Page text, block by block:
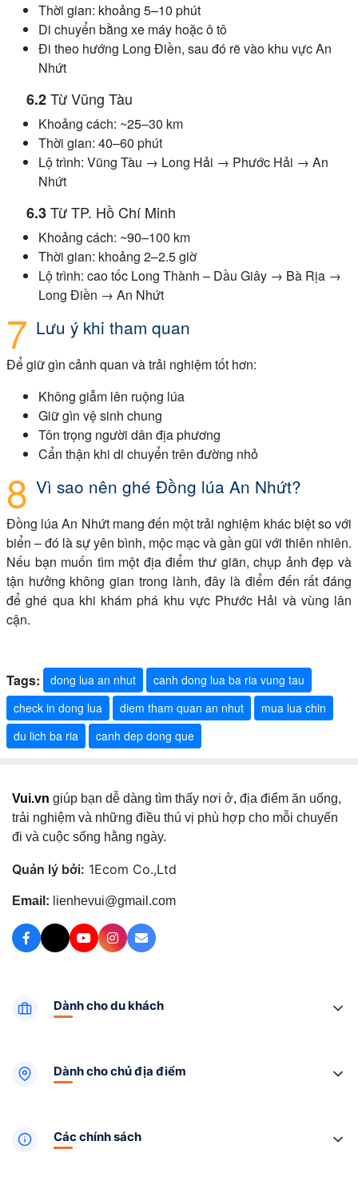
Thời gian: khoảng 5–10 phút
Di chuyển bằng xe máy hoặc ô tô
Đi theo hướng Long Điền, sau đó rẽ vào khu vực An
Nhứt
Từ Vũng Tàu
Khoảng cách: ~25–30 km
Thời gian: 40–60 phút
Lộ trình: Vũng Tàu → Long Hải → Phước Hải → An
Nhứt
Từ TP. Hồ Chí Minh
Khoảng cách: ~90–100 km
Thời gian: khoảng 2–2.5 giờ
Lộ trình: cao tốc Long Thành – Dầu Giây → Bà Rịa →
Long Điền → An Nhứt
Lưu ý khi tham quan
Để giữ gìn cảnh quan và trải nghiệm tốt hơn:
Không giẫm lên ruộng lúa
Giữ gìn vệ sinh chung
Tôn trọng người dân địa phương
Cẩn thận khi di chuyển trên đường nhỏ
Vì sao nên ghé Đồng lúa An Nhứt?
Đồng lúa An Nhứt mang đến một trải nghiệm khác biệt so với
biển – đó là sự yên bình, mộc mạc và gần gũi với thiên nhiên.
Nếu bạn muốn tìm một địa điểm thư giãn, chụp ảnh đẹp và
tận hưởng không gian trong lành, đây là điểm đến rất đáng
để ghé qua khi khám phá khu vực Phước Hải và vùng lân
cận.
Tags: dong lua an nhut
canh dong lua ba ria vung tau
check in dong lua
diem tham quan an nhut
mua lua chin
du lich ba ria
canh dep dong que
Vui.vn giúp bạn dễ dàng tìm thấy nơi ở, địa điểm ăn uống,
trải nghiệm và những điều thú vị phù hợp cho mỗi chuyến
đi và cuộc sống hằng ngày.
Quản lý bởi: 1Ecom Co.,Ltd
Email: lienhevui@gmail.com
Dành cho du khách
Dành cho chủ địa điểm
Các chính sách